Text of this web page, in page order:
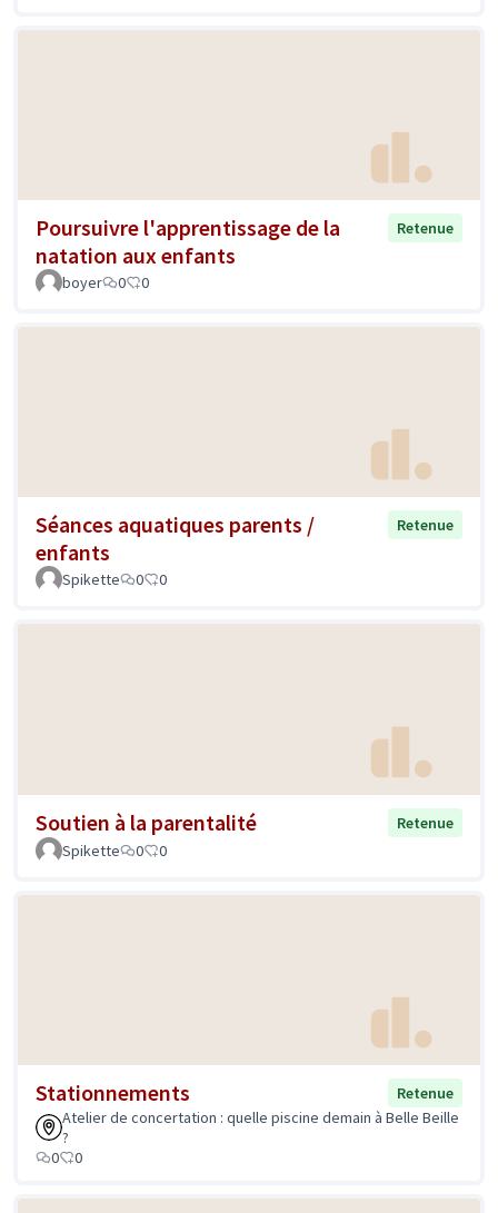
Poursuivre l'apprentissage de la
natation aux enfants
Retenue
boyer 0 0
Séances aquatiques parents /
enfants
Retenue
Spikette 0 0
Soutien à la parentalité
Retenue
Spikette
0 0
Stationnements
Retenue
Atelier de concertation : quelle piscine demain à Belle Beille
?
0
0